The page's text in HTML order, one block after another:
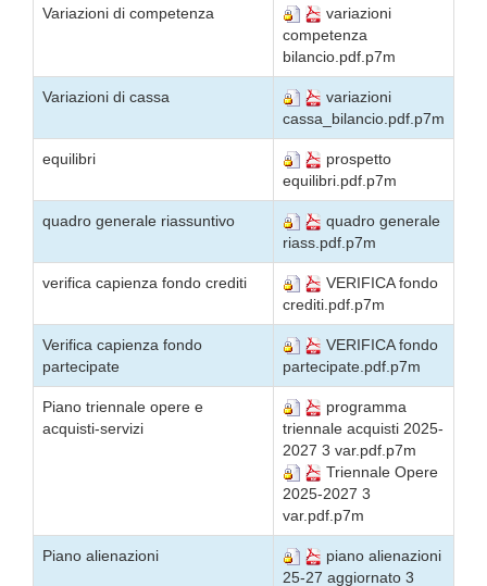
Variazioni di competenza
variazioni
competenza
bilancio.pdf.p7m
Variazioni di cassa
variazioni
cassa_bilancio.pdf.p7m
equilibri
prospetto
equilibri.pdf.p7m
quadro generale riassuntivo
quadro generale
riass.pdf.p7m
verifica capienza fondo crediti
VERIFICA fondo
crediti.pdf.p7m
Verifica capienza fondo
partecipate
VERIFICA fondo
partecipate.pdf.p7m
Piano triennale opere e
acquisti-servizi
programma
triennale acquisti 2025-
2027 3 var.pdf.p7m
Triennale Opere
2025-2027 3
var.pdf.p7m
Piano alienazioni
piano alienazioni
25-27 aggiornato 3